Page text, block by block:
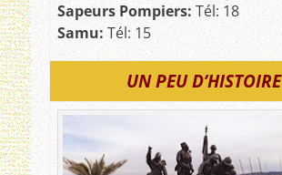
Sapeurs Pompiers:Tél: 18
Samu: Tél: 15
UN PEU D’HISTOIRE